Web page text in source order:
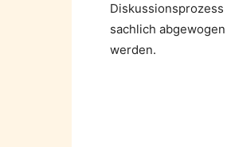
sachlich
werden.